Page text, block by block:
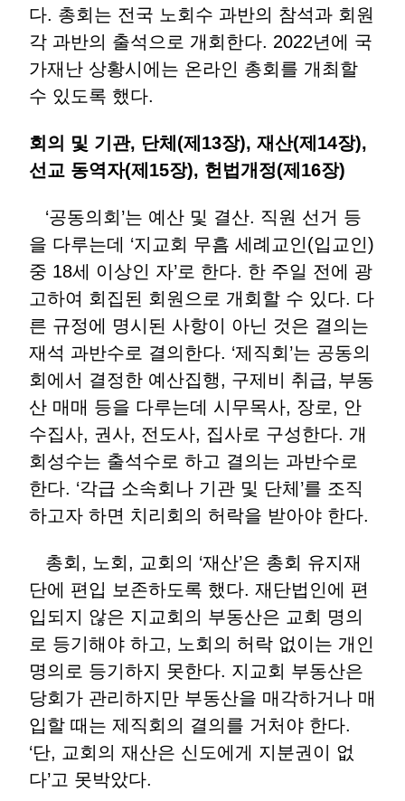
다. 총회는 전국 노회수 과반의 참석과 회원
각 과반의 출석으로 개회한다. 2022년에 국
가재난 상황시에는 온라인 총회를 개최할
수 있도록 했다.
회의 및 기관, 단체(제13장), 재산(제14장),
선교 동역자(제15장), 헌법개정(제16장)
‘공동의회’는 예산 및 결산. 직원 선거 등
을 다루는데 ‘지교회 무흠 세례교인(입교인)
중 18세 이상인 자’로 한다. 한 주일 전에 광
고하여 회집된 회원으로 개회할 수 있다. 다
른 규정에 명시된 사항이 아닌 것은 결의는
재석 과반수로 결의한다. ‘제직회’는 공동의
회에서 결정한 예산집행, 구제비 취급, 부동
산 매매 등을 다루는데 시무목사, 장로, 안
수집사, 권사, 전도사, 집사로 구성한다. 개
회성수는 출석수로 하고 결의는 과반수로
한다. ‘각급 소속회나 기관 및 단체’를 조직
하고자 하면 치리회의 허락을 받아야 한다.
총회, 노회, 교회의 ‘재산’은 총회 유지재
단에 편입 보존하도록 했다. 재단법인에 편
입되지 않은 지교회의 부동산은 교회 명의
로 등기해야 하고, 노회의 허락 없이는 개인
명의로 등기하지 못한다. 지교회 부동산은
당회가 관리하지만 부동산을 매각하거나 매
입할 때는 제직회의 결의를 거처야 한다.
‘단, 교회의 재산은 신도에게 지분권이 없
다’고 못박았다.